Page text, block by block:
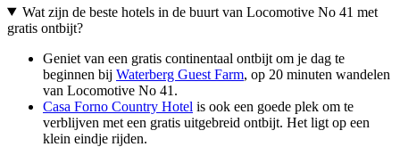
Wat zijn de beste hotels in de buurt van Locomotive No 41 met
gratis ontbijt?
Geniet van een gratis continentaal ontbijt om je dag te
beginnen bij Waterberg Guest Farm, op 20 minuten wandelen
van Locomotive No 41.
Casa Forno Country Hotel is ook een goede plek om te
verblijven met een gratis uitgebreid ontbijt. Het ligt op een
klein eindje rijden.